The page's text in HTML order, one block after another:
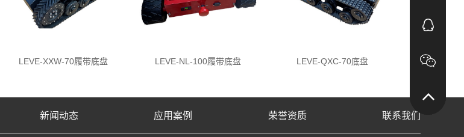
LEVE-XXW-70履带底盘 LEVE-NL-100履带底盘 LEVE-QXC-70底盘 LEVE-
新闻动态 应用案例 荣誉资质 联系我们
回